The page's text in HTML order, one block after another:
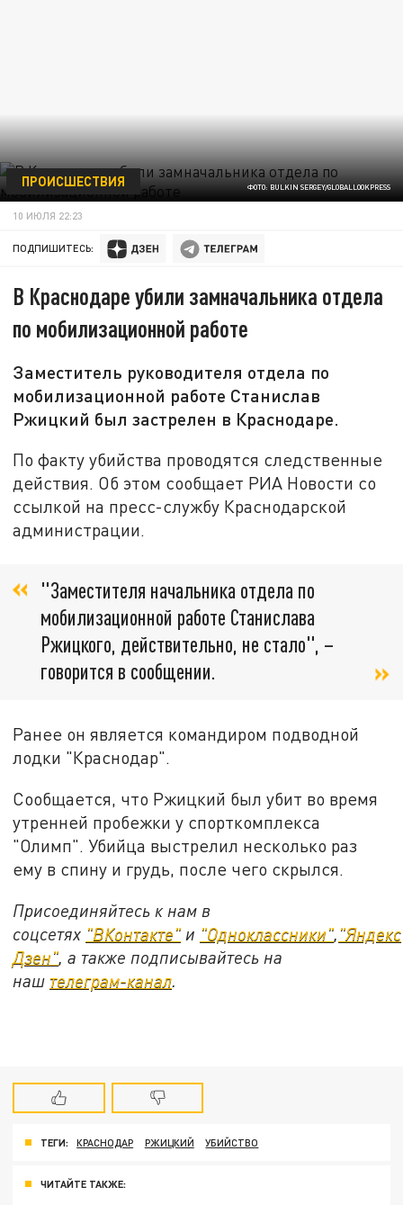
ФОТО: BULKIN SERGEY/GLOBALLOOKPRESS
ПРОИСШЕСТВИЯ
10 ИЮЛЯ 22:23
ПОДПИШИТЕСЬ:
В Краснодаре убили замначальника отдела
по мобилизационной работе
Заместитель руководителя отдела по
мобилизационной работе Станислав
Ржицкий был застрелен в Краснодаре.
По факту убийства проводятся следственные
действия. Об этом сообщает РИА Новости со
ссылкой на пресс-службу Краснодарской
администрации.
"Заместителя начальника отдела по
мобилизационной работе Станислава
Ржицкого, действительно, не стало", –
говорится в сообщении.
Ранее он является командиром подводной
лодки "Краснодар".
Сообщается, что Ржицкий был убит во время
утренней пробежки у спорткомплекса
"Олимп". Убийца выстрелил несколько раз
ему в спину и грудь, после чего скрылся.
Присоединяйтесь к нам в
соцсетях "ВКонтакте" и "Одноклассники", "Яндекс
Дзен", а также подписывайтесь на
наш телеграм-канал.
ТЕГИ: КРАСНОДАР РЖИЦКИЙ УБИЙСТВО
ЧИТАЙТЕ ТАКЖЕ: